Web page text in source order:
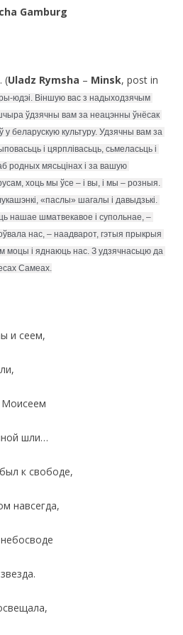
Gamburg
(Uladz Rymsha – Minsk, post in
юдэі. Віншую вас з надыходзячым
ўдзячны вам за неацэнны ўнёсак
у беларускую культуру. Удзячны вам за
і цярплівасьць, сьмеласьць і
родных мясьцінах і за вашую
хоць мы ўсе – і вы, і мы – розныя.
«паслы» шагалы і давыдзькі.
нашае шматвекавое і супольнае, –
нас, – наадварот, гэтыя прыкрыя
моцы і яднаюць нас. З удзячнасьцю да
Самеах.
и сеем,
Моисеем
шли…
к свободе,
навсегда,